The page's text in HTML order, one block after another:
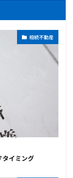
相続不動産
タイミング